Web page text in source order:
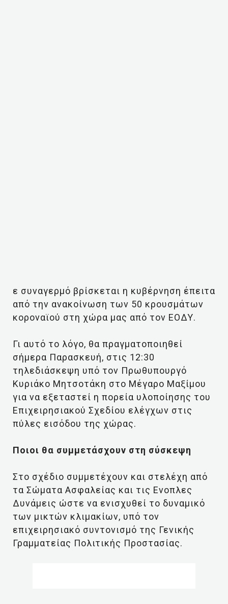
ε συναγερμό βρίσκεται η κυβέρνηση έπειτα
από την ανακοίνωση των 50 κρουσμάτων
κοροναϊού στη χώρα μας από τον ΕΟΔΥ.
Γι αυτό το λόγο, θα πραγματοποιηθεί
σήμερα Παρασκευή, στις 12:30
τηλεδιάσκεψη υπό τον Πρωθυπουργό
Κυριάκο Μητσοτάκη στο Μέγαρο Μαξίμου
για να εξεταστεί η πορεία υλοποίησης του
Επιχειρησιακού Σχεδίου ελέγχων στις
πύλες εισόδου της χώρας.
Ποιοι θα συμμετάσχουν στη σύσκεψη
Στο σχέδιο συμμετέχουν και στελέχη από
τα Σώματα Ασφαλείας και τις Ενοπλες
Δυνάμεις ώστε να ενισχυθεί το δυναμικό
των μικτών κλιμακίων, υπό τον
επιχειρησιακό συντονισμό της Γενικής
Γραμματείας Πολιτικής Προστασίας.